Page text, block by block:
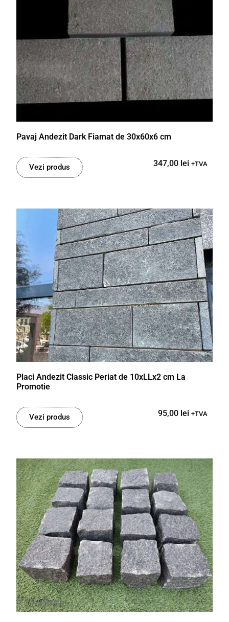
Pavaj Andezit Dark Fiamat de 30x60x6 cm
Vezi produs 347,00 lei +TVA
Placi Andezit Classic Periat de 10xLLx2 cm La
Promotie
Vezi produs 95,00 lei +TVA